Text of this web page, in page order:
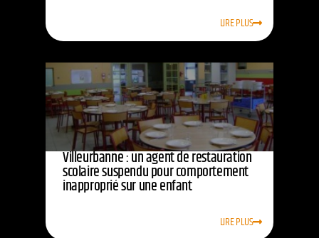
LIRE PLUS
Villeurbanne : un agent de restauration
scolaire suspendu pour comportement
inapproprié sur une enfant
LIRE PLUS